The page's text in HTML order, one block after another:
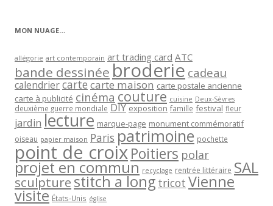
MON NUAGE…
allégorie art contemporain art trading card ATC
bande dessinée broderie cadeau
calendriercartecarte maison carte postale ancienne
carte à publicité cinéma couture cuisine Deux-Sèvres
deuxième guerre mondiale DIY exposition famille festival fleur
jardin lecture marque-page monument commémoratif
oiseau papier maison Paris patrimoine pochette
point de croixPoitiers polar
projet en commun recyclage rentrée littéraire SAL
sculpturestitch a long tricot Vienne
visite États-Unis église